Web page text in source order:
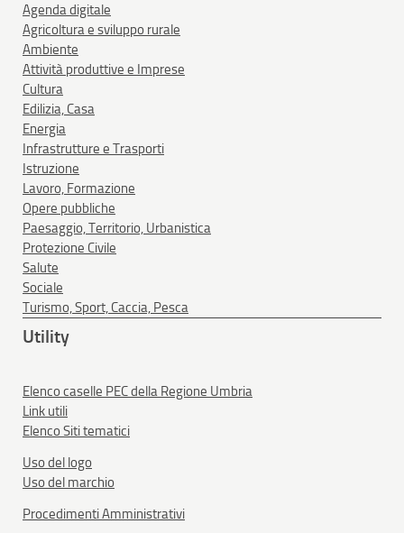
Agenda digitale
Agricoltura e sviluppo rurale
Ambiente
Attività produttive e Imprese
Cultura
Edilizia, Casa
Energia
Infrastrutture e Trasporti
Istruzione
Lavoro, Formazione
Opere pubbliche
Paesaggio, Territorio, Urbanistica
Protezione Civile
Salute
Sociale
Turismo, Sport, Caccia, Pesca
Utility
Elenco caselle PEC della Regione Umbria
Link utili
Elenco Siti tematici
Uso del logo
Uso del marchio
Procedimenti Amministrativi